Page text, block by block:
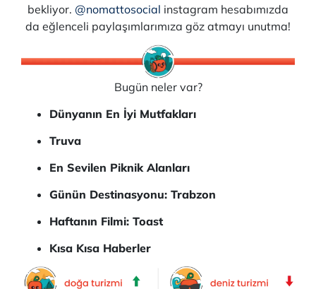
bekliyor. @nomattosocial instagram hesabımızda
da eğlenceli paylaşımlarımıza göz atmayı unutma!
Bugün neler var?
Dünyanın En İyi Mutfakları
Truva
En Sevilen Piknik Alanları
Günün Destinasyonu: Trabzon
Haftanın Filmi: Toast
Kısa Kısa Haberler